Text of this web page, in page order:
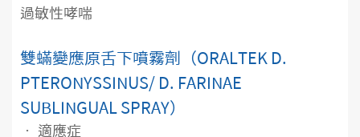
過敏性哮喘
雙蟎變應原舌下噴霧劑（ORALTEK D.
PTERONYSSINUS/ D. FARINAE
SUBLINGUAL SPRAY）
• 適應症